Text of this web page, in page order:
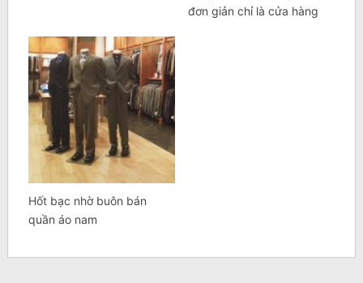
đơn giản chỉ là cửa hàng
Hốt bạc nhờ buôn bán
quần áo nam